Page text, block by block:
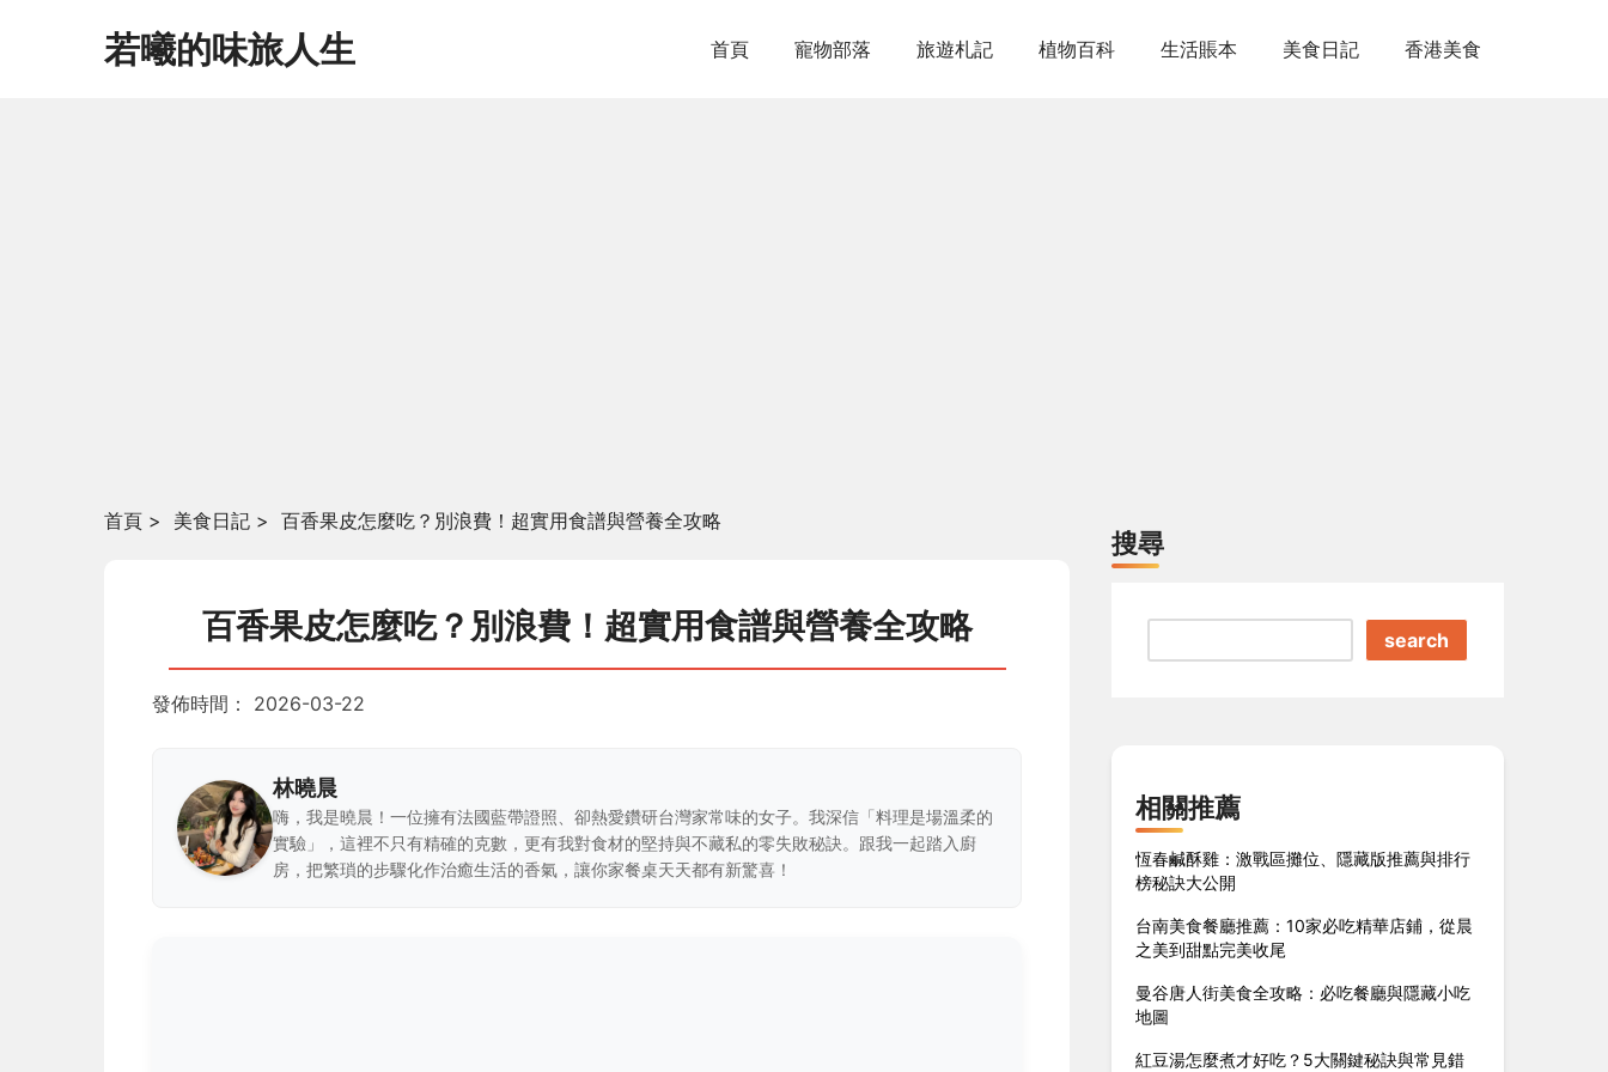
若曦的味旅人生 首頁 寵物部落 旅遊札記 植物百科 生活賬本 美食日記 香港美食
首頁 > 美食日記 > 百香果皮怎麼吃？別浪費！超實用食譜與營養全攻略
百香果皮怎麼吃？別浪費！超實用食譜與營養全攻略
發佈時間： 2026-03-22
林曉晨
嗨，我是曉晨！一位擁有法國藍帶證照、卻熱愛鑽研台灣家常味的女子。我深信「料理是場溫柔的
實驗」，這裡不只有精確的克數，更有我對食材的堅持與不藏私的零失敗秘訣。跟我一起踏入廚
房，把繁瑣的步驟化作治癒生活的香氣，讓你家餐桌天天都有新驚喜！
搜尋
search
相關推薦
恆春鹹酥雞：激戰區攤位、隱藏版推薦與排行
榜秘訣大公開
台南美食餐廳推薦：10家必吃精華店鋪，從晨
之美到甜點完美收尾
曼谷唐人街美食全攻略：必吃餐廳與隱藏小吃
地圖
紅豆湯怎麼煮才好吃？5大關鍵秘訣與常見錯